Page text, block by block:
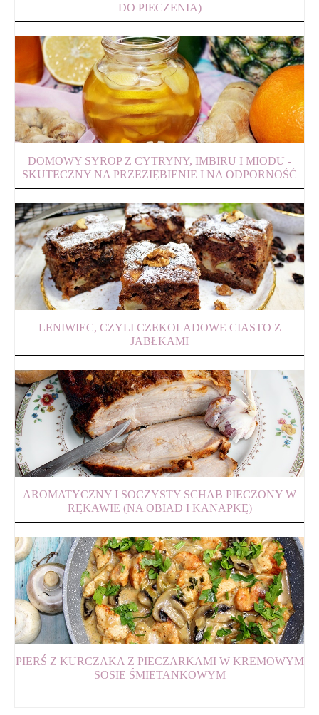
DO PIECZENIA)
DOMOWY SYROP Z CYTRYNY, IMBIRU I MIODU -
SKUTECZNY NA PRZEZIĘBIENIE I NA ODPORNOŚĆ
LENIWIEC, CZYLI CZEKOLADOWE CIASTO Z
JABŁKAMI
AROMATYCZNY I SOCZYSTY SCHAB PIECZONY W
RĘKAWIE (NA OBIAD I KANAPKĘ)
PIERŚ Z KURCZAKA Z PIECZARKAMI W KREMOWYM
SOSIE ŚMIETANKOWYM